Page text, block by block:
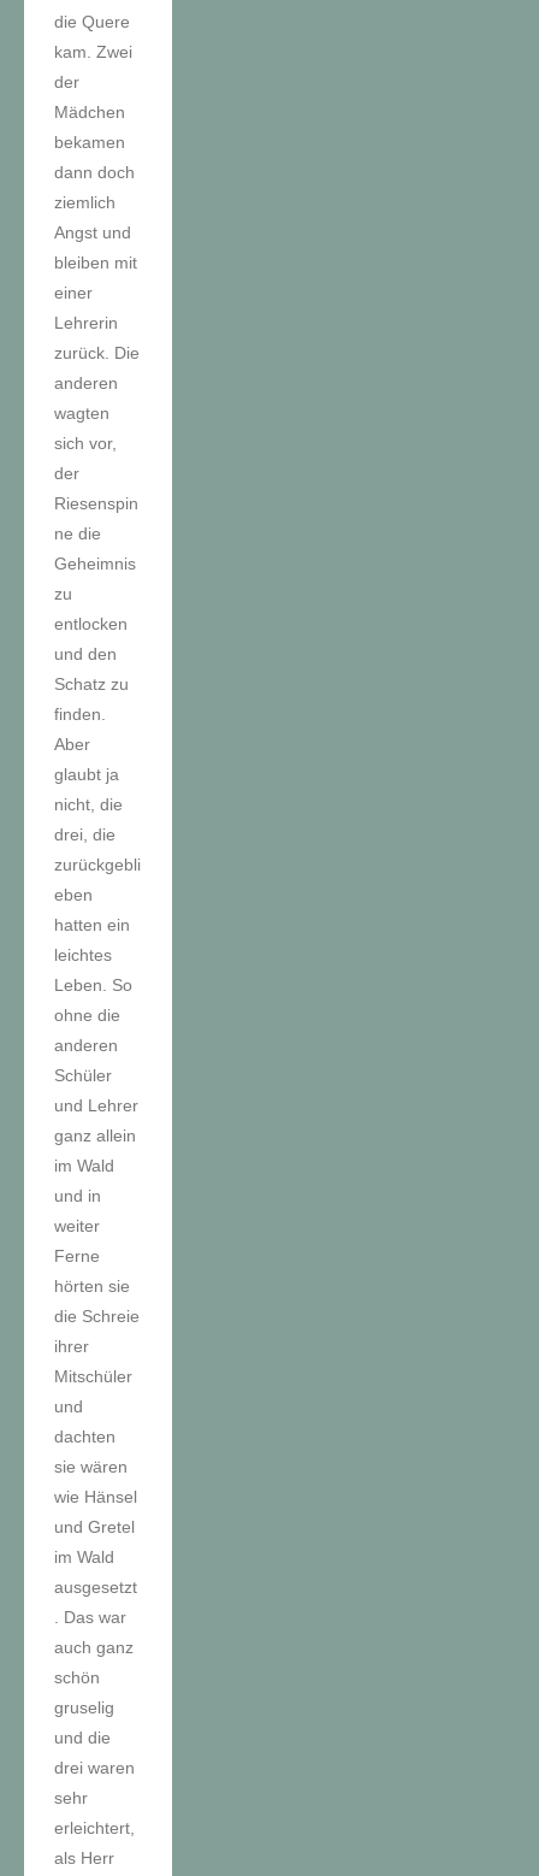
die Quere
kam. Zwei
der
Mädchen
bekamen
dann doch
ziemlich
Angst und
bleiben mit
einer
Lehrerin
zurück. Die
anderen
wagten
sich vor,
der
Riesenspin
ne die
Geheimnis
zu
entlocken
und den
Schatz zu
finden.
Aber
glaubt ja
nicht, die
drei, die
zurückgebli
eben
hatten ein
leichtes
Leben. So
ohne die
anderen
Schüler
und Lehrer
ganz allein
im Wald
und in
weiter
Ferne
hörten sie
die Schreie
ihrer
Mitschüler
und
dachten
sie wären
wie Hänsel
und Gretel
im Wald
ausgesetzt
. Das war
auch ganz
schön
gruselig
und die
drei waren
sehr
erleichtert,
als Herr